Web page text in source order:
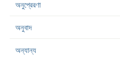
অনুপ্রেরণা
অনুবাদ
অন্যান্য